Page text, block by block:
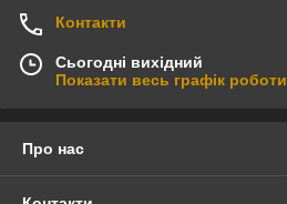
Контакти
Сьогодні вихідний
Показати весь графік роботи
Про нас